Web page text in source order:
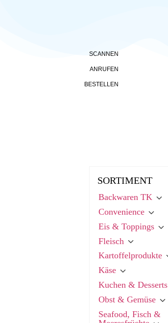
SCANNEN
ANRUFEN
BESTELLEN
SORTIMENT
Backwaren TK
Convenience
Eis & Toppings
Fleisch
Kartoffelprodukte
Käse
Kuchen & Desserts
Obst & Gemüse
Seafood, Fisch &